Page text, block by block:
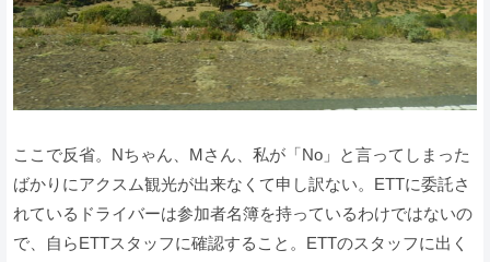
ここで反省。Nちゃん、Mさん、私が「No」と言ってしまった
ばかりにアクスム観光が出来なくて申し訳ない。ETTに委託さ
れているドライバーは参加者名簿を持っているわけではないの
で、自らETTスタッフに確認すること。ETTのスタッフに出く